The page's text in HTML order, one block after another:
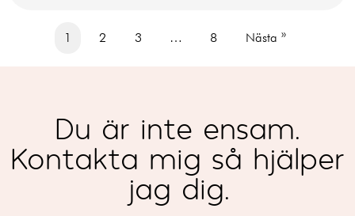
1 2 3 … 8 Nästa »
Du är inte ensam.
Kontakta mig så hjälper
jag dig.